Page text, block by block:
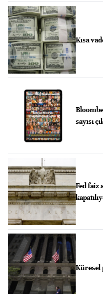
Kısa
sayısı
Fed faiz
Küresel